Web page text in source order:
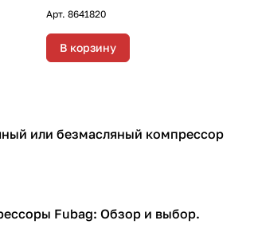
Арт.8641820
В корзину
или безмасляный компрессор
Fubag: Обзор и выбор.